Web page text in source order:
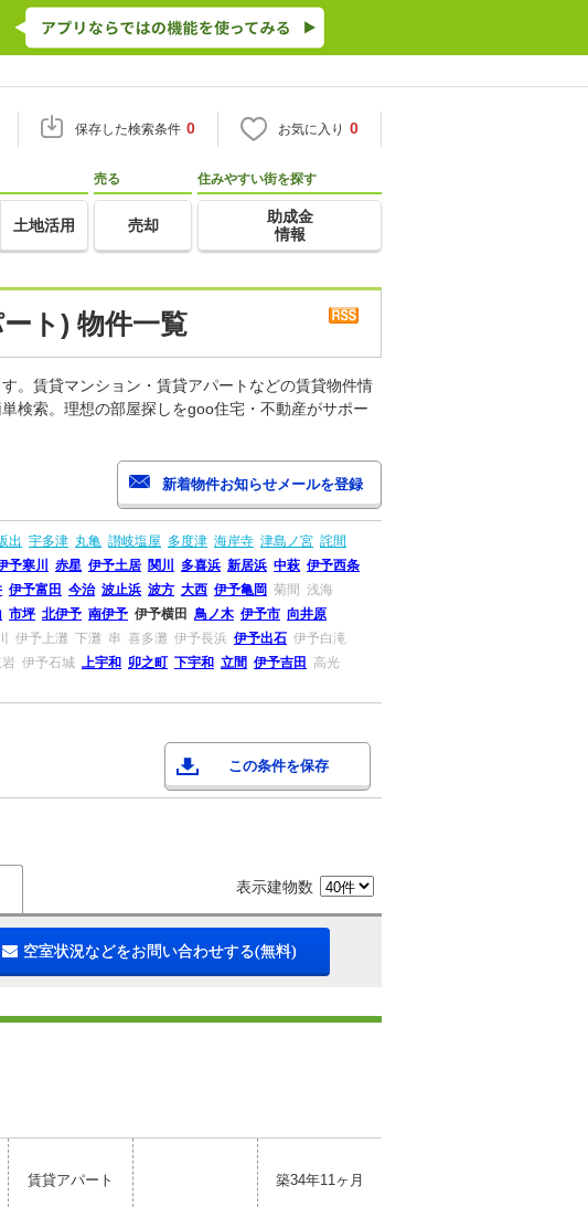
保存した検索条件 0 お気に入り 0
土地活用
売る
売却
住みやすい街を探す
助成金
情報
ト) 物件一覧
。賃貸マンション・賃貸アパートなどの賃貸物件情
検索。理想の部屋探しをgoo住宅・不動産がサポー
出 宇多津 丸亀 讃岐塩屋 多度津 海岸寺 津島ノ宮 詫間
予寒川 赤星 伊予土居 関川 多喜浜 新居浜 中萩 伊予西条
伊予富田 今治 波止浜 波方 大西 伊予亀岡 菊間 浅海
市坪 北伊予 南伊予 伊予横田 鳥ノ木 伊予市 向井原
伊予上灘 下灘 串 喜多灘 伊予長浜 伊予出石 伊予白滝
伊予石城 上宇和 卯之町 下宇和 立間 伊予吉田
高光
この条件を保存
表示建物数
空室状況などをお問い合わせする(無料)
賃貸アパート 築34年11ヶ月